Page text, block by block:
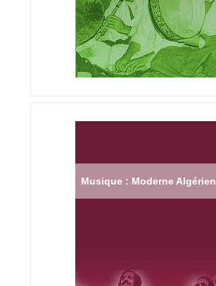
Musique : Moderne Algérien